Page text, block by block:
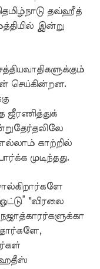
தவ்ஹீத்
இன்று
செய்கின்றன.
ஜீரணித்துக்
காற்றில்
முடிந்தது.
"விரலை
ஹதீஸ்